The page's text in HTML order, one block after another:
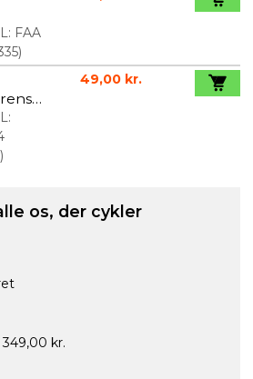
FAA
)
)
49,00 kr.
os, der cykler
kr.